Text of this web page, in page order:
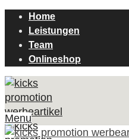
Home
Leistungen
Team
Onlineshop
Menu